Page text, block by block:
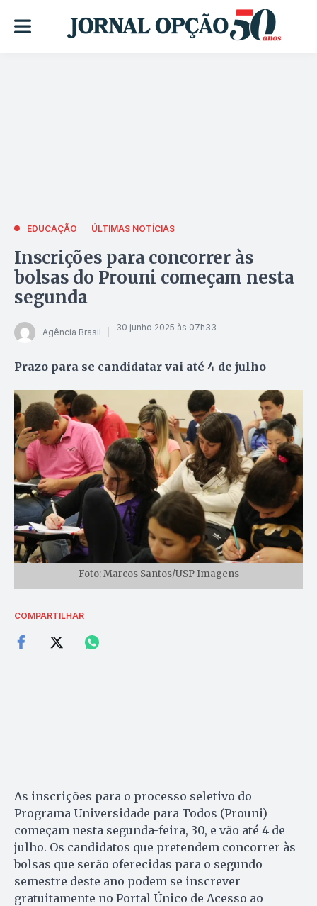
EDUCAÇÃO ÚLTIMAS NOTÍCIAS
Inscrições para concorrer às
bolsas do Prouni começam nesta
segunda
Agência Brasil 30 junho 2025 às 07h33
Prazo para se candidatar vai até 4 de julho
Foto: Marcos Santos/USP Imagens
COMPARTILHAR
As inscrições para o processo seletivo do
Programa Universidade para Todos (Prouni)
começam nesta segunda-feira, 30, e vão até 4 de
julho. Os candidatos que pretendem concorrer às
bolsas que serão oferecidas para o segundo
semestre deste ano podem se inscrever
gratuitamente no Portal Único de Acesso ao